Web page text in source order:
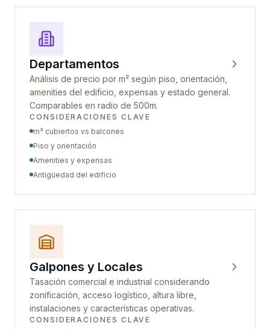
Departamentos
Análisis de precio por m² según piso, orientación,
amenities del edificio, expensas y estado general.
Comparables en radio de 500m.
CONSIDERACIONES CLAVE
m² cubiertos vs balcones
Piso y orientación
Amenities y expensas
Antigüedad del edificio
Galpones y Locales
Tasación comercial e industrial considerando
zonificación, acceso logístico, altura libre,
instalaciones y características operativas.
CONSIDERACIONES CLAVE